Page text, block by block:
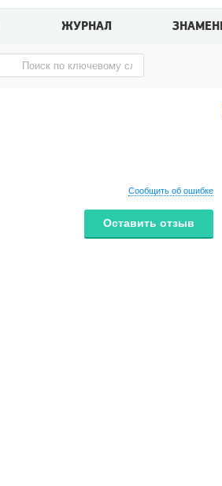
ЖУРНАЛ
Сообщить об ошибке
Оставить отзыв